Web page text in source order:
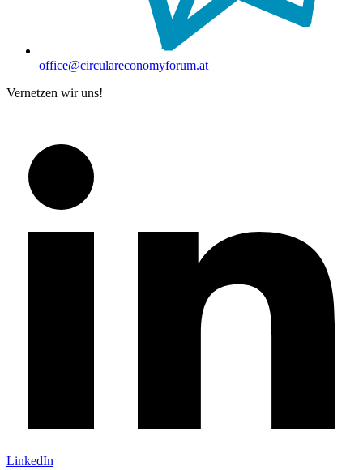
office@circulareconomyforum.at
Vernetzen wir uns!
LinkedIn